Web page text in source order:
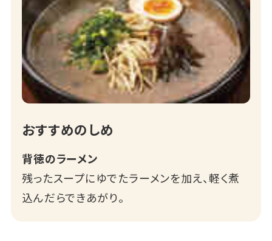
おすすめのしめ
背徳のラーメン
残ったスープにゆでたラーメンを加え、軽く煮
込んだらできあがり。